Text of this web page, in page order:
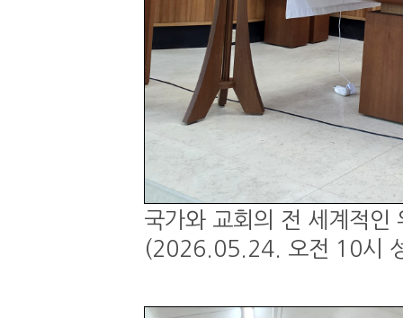
국가와 교회의 전 세계적인
(2026.05.24. 오전 10시